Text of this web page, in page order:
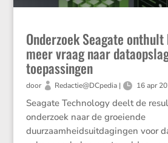
Onderzoek Seagate
meer vraag naar
toepassingen
door Redactie@DCpedia| 16 apr
Seagate Technology deelt de
onderzoek naar de groeiende
duurzaamheidsuitdagingen voor